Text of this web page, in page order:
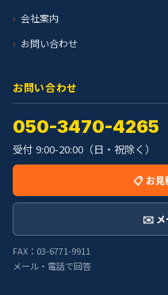
会社案内
お問い合わせ
お問い合わせ
050-3470-4265
受付 9:00-20:00（日・祝除く）
📋 お見
✉️ メ
FAX：03-6771-9911
メール・電話で回答